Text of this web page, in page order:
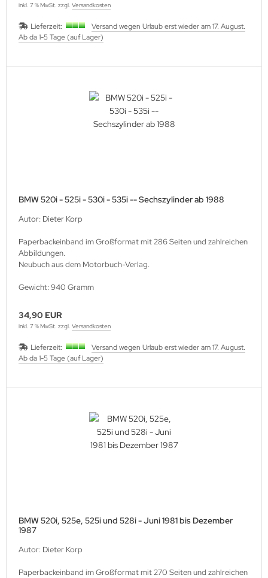
inkl. 7 % MwSt. zzgl. Versandkosten
Lieferzeit:
Versand wegen Urlaub erst wieder am 17. August.
Ab da 1-5 Tage (auf Lager)
BMW 520i - 525i - 530i - 535i -- Sechszylinder ab 1988
Autor: Dieter Korp
Paperbackeinband im Großformat mit 286 Seiten und zahlreichen
Abbildungen.
Neubuch aus dem Motorbuch-Verlag.
Gewicht: 940 Gramm
34,90 EUR
inkl. 7 % MwSt. zzgl. Versandkosten
Lieferzeit:
Versand wegen Urlaub erst wieder am 17. August.
Ab da 1-5 Tage (auf Lager)
BMW 520i, 525e, 525i und 528i - Juni 1981 bis Dezember
1987
Autor: Dieter Korp
Paperbackeinband im Großformat mit 270 Seiten und zahlreichen